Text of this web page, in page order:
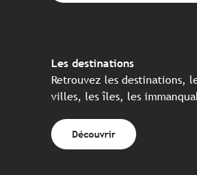
Les destinations
Retrouvez les destinations,
villes, les îles, les
Découvrir